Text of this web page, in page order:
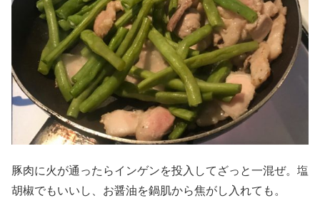
豚肉に火が通ったらインゲンを投入してざっと一混ぜ。塩
胡椒でもいいし、お醤油を鍋肌から焦がし入れても。